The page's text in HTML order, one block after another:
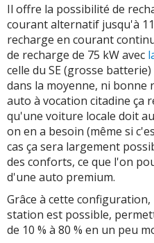
Il offre la possibilité de
courant alternatif jusqu'à
recharge en courant
de recharge de 75 kW avec
celle du SE (grosse
dans la moyenne, ni bonne
auto à vocation citadine ça
qu'une voiture locale doit
on en a besoin (même si
cas ça sera largement
des conforts, ce que l'on
d'une auto premium.
Grâce à cette configuration,
station est possible,
de 10 % à 80 % en un peu